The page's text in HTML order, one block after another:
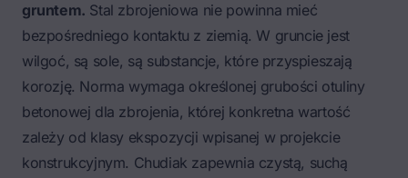
gruntem. Stal zbrojeniowa nie powinna mieć
bezpośredniego kontaktu z ziemią. W gruncie jest
wilgoć, są sole, są substancje, które przyspieszają
korozję. Norma wymaga określonej grubości otuliny
betonowej dla zbrojenia, której konkretna wartość
zależy od klasy ekspozycji wpisanej w projekcie
konstrukcyjnym. Chudiak zapewnia czystą, suchą